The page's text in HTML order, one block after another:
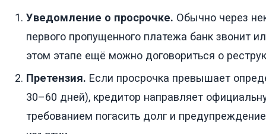
Уведомление о просрочке. Обычно через
первого пропущенного платежа банк звонит
этом этапе ещё можно договориться о
Претензия. Если просрочка превышает
30–60 дней), кредитор направляет
требованием погасить долг и